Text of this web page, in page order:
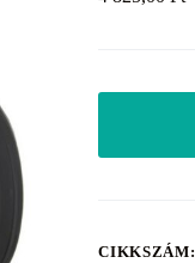
CIKKSZÁM: